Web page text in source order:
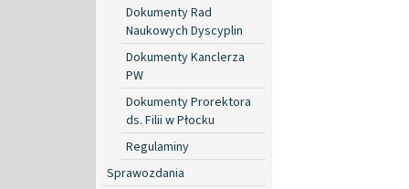
Dokumenty Rad
Naukowych Dyscyplin
Dokumenty Kanclerza
PW
Dokumenty Prorektora
ds. Filii w Płocku
Regulaminy
Sprawozdania